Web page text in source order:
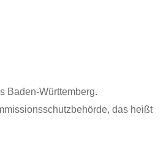
Baden-Württemberg.
das heißt